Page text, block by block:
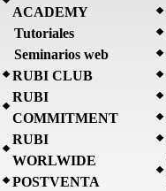
ACADEMY
Tutoriales
Seminarios web
RUBI CLUB
RUBI
COMMITMENT
RUBI
WORLWIDE
POSTVENTA